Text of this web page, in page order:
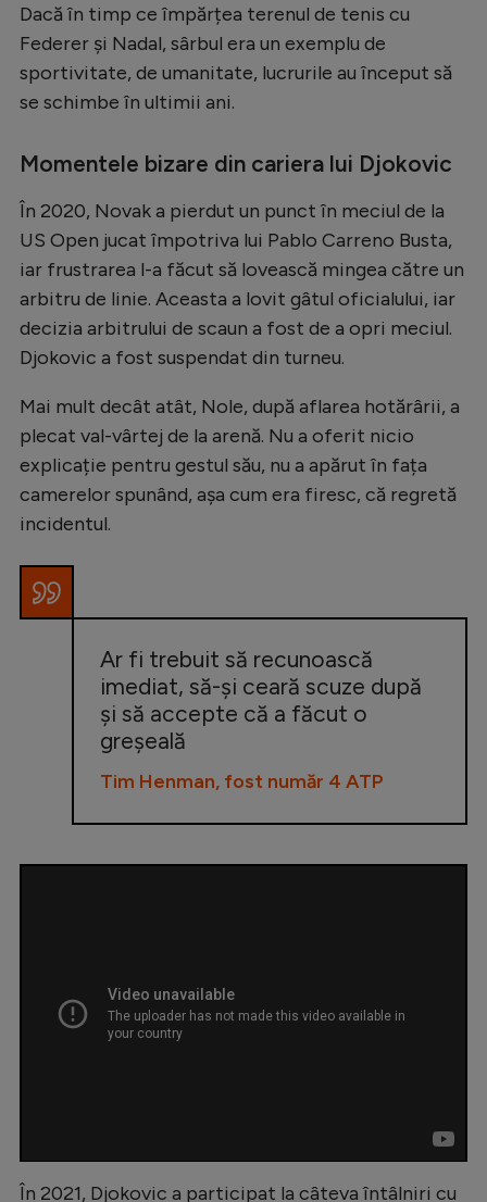
Dacă în timp ce împărțea terenul de tenis cu
Federer și Nadal, sârbul era un exemplu de
sportivitate, de umanitate, lucrurile au început să
se schimbe în ultimii ani.
Momentele bizare din cariera lui Djokovic
În 2020, Novak a pierdut un punct în meciul de la
US Open jucat împotriva lui Pablo Carreno Busta,
iar frustrarea l-a făcut să lovească mingea către un
arbitru de linie. Aceasta a lovit gâtul oficialului, iar
decizia arbitrului de scaun a fost de a opri meciul.
Djokovic a fost suspendat din turneu.
Mai mult decât atât, Nole, după aflarea hotărârii, a
plecat val-vârtej de la arenă. Nu a oferit nicio
explicație pentru gestul său, nu a apărut în fața
camerelor spunând, așa cum era firesc, că regretă
incidentul.
Ar fi trebuit să recunoască
imediat, să-și ceară scuze după
și să accepte că a făcut o
greșeală
Tim Henman, fost număr 4 ATP
În 2021, Djokovic a participat la câteva întâlniri cu